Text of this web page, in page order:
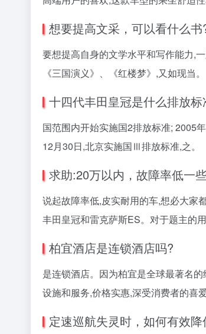
想要提高文采，可以看什么书
要想提高自身的文学水平和写作能力,
《三国演义》、《红楼梦》,又如现当。
十四代丰田皇冠是什么排放标
国范围内开始实施国2排放标准; 2005
12月30日,北京实施国Ⅲ排放标准,之。
求助:20万以内，故障率低一
说起故障率低,皮实耐用的车,想必大家
丰田皇冠和雷克萨斯ES。对于题主的用
柏宜酒店是连锁酒店吗?
是连锁酒店。因为柏宜是全球最著名
设施和服务,价格实惠,深受消费者的喜爱
定速巡航失灵时，如何有效降